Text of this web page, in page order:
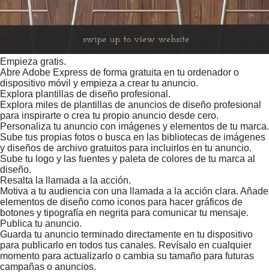
Empieza gratis.
Abre Adobe Express de forma gratuita en tu ordenador o
dispositivo móvil y empieza a crear tu anuncio.
Explora plantillas de diseño profesional.
Explora miles de plantillas de anuncios de diseño profesional
para inspirarte o crea tu propio anuncio desde cero.
Personaliza tu anuncio con imágenes y elementos de tu marca.
Sube tus propias fotos o busca en las bibliotecas de imágenes
y diseños de archivo gratuitos para incluirlos en tu anuncio.
Sube tu logo y las fuentes y paleta de colores de tu marca al
diseño.
Resalta la llamada a la acción.
Motiva a tu audiencia con una llamada a la acción clara. Añade
elementos de diseño como iconos para hacer gráficos de
botones y tipografía en negrita para comunicar tu mensaje.
Publica tu anuncio.
Guarda tu anuncio terminado directamente en tu dispositivo
para publicarlo en todos tus canales. Revísalo en cualquier
momento para actualizarlo o cambia su tamaño para futuras
campañas o anuncios.